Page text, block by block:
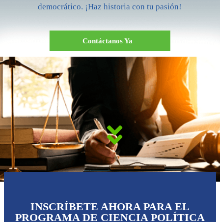
democrático. ¡Haz historia con tu pasión!
Contáctanos Ya
INSCRÍBETE AHORA PARA EL
PROGRAMA DE CIENCIA POLÍTICA